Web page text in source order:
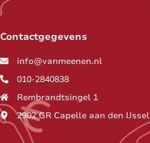
Contactgegevens
info@vanmeenen.nl
010-2840838
Rembrandtsingel 1
2902 GR Capelle aan den IJssel